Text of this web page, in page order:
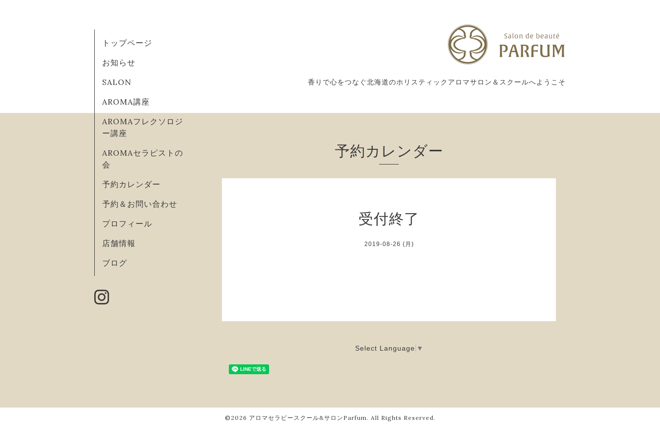
香りで心をつなぐ北海道のホリスティックアロマサロン＆スクールへようこそ
トップページ
お知らせ
SALON
AROMA講座
AROMAフレクソロジ
ー講座
AROMAセラピストの
会
予約カレンダー
予約＆お問い合わせ
プロフィール
店舗情報
ブログ
予約カレンダー
受付終了
2019-08-26 (月)
Select Language ▼
©2026 アロマセラピースクール&サロンParfum . All Rights Reserved.